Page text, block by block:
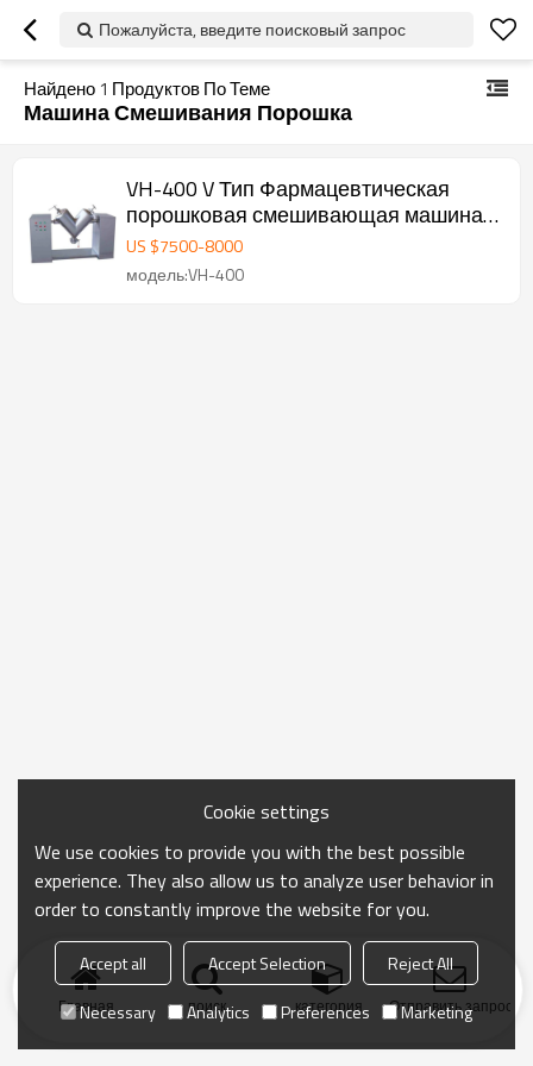
Пожалуйста, введите поисковый запрос
Найдено 1 Продуктов По Теме
Машина Смешивания Порошка
VH-400 V Тип Фармацевтическая
порошковая смешивающая машина /
Порошковый смеситель
US $7500-8000
модель:VH-400
Главная поиск категория Отправить запрос
Cookie settings
We use cookies to provide you with the best possible
experience. They also allow us to analyze user behavior in
order to constantly improve the website for you.
Accept all Accept Selection
Reject All
Necessary
Analytics Preferences Marketing